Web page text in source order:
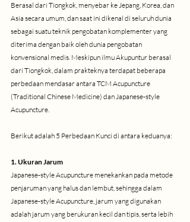
Berasal dari Tiongkok, menyebar ke Jepang, Korea, dan
Asia secara umum, dan saat ini dikenal di seluruh dunia
sebagai suatu teknik pengobatan komplementer yang
diterima dengan baik oleh dunia pengobatan
konvensional medis. Meskipun ilmu Akupuntur berasal
dari Tiongkok, dalam prakteknya terdapat beberapa
perbedaan mendasar antara TCM Acupuncture
(Traditional Chinese Medicine) dan Japanese-style
Acupuncture.
Berikut adalah 5 Perbedaan Kunci di antara keduanya:
1. Ukuran Jarum
Japanese-style Acupuncture menekankan pada metode
penjaruman yang halus dan lembut, sehingga dalam
Japanese-style Acupuncture, jarum yang digunakan
adalah jarum yang berukuran kecil dan tipis, serta lebih